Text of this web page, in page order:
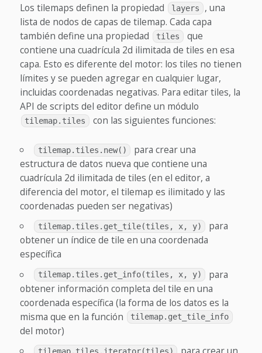
Los tilemaps definen la propiedad layers
, una
lista de nodos de capas de tilemap. Cada capa
también define una propiedad
tiles
que
contiene una cuadrícula 2d ilimitada de tiles en esa
capa. Esto es diferente del motor: los tiles no tienen
límites y se pueden agregar en cualquier lugar,
incluidas coordenadas negativas. Para editar tiles, la
API de scripts del editor define un módulo
tilemap.tiles con las siguientes funciones:
tilemap.tiles.new()
para crear una
estructura de datos nueva que contiene una
cuadrícula 2d ilimitada de tiles (en el editor, a
diferencia del motor, el tilemap es ilimitado y las
coordenadas pueden ser negativas)
tilemap.tiles.get_tile(tiles, x, y)
para
obtener un índice de tile en una coordenada
específica
tilemap.tiles.get_info(tiles, x, y)
para
obtener información completa del tile en una
coordenada específica (la forma de los datos es la
misma que en la función
tilemap.get_tile_info
del motor)